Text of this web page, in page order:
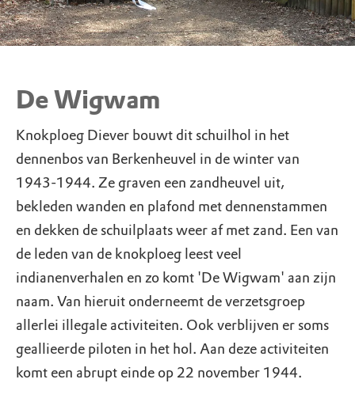
De Wigwam
Knokploeg Diever bouwt dit schuilhol in het
dennenbos van Berkenheuvel in de winter van
1943-1944. Ze graven een zandheuvel uit,
bekleden wanden en plafond met dennenstammen
en dekken de schuilplaats weer af met zand. Een van
de leden van de knokploeg leest veel
indianenverhalen en zo komt 'De Wigwam' aan zijn
naam. Van hieruit onderneemt de verzetsgroep
allerlei illegale activiteiten. Ook verblijven er soms
geallieerde piloten in het hol. Aan deze activiteiten
komt een abrupt einde op 22 november 1944.